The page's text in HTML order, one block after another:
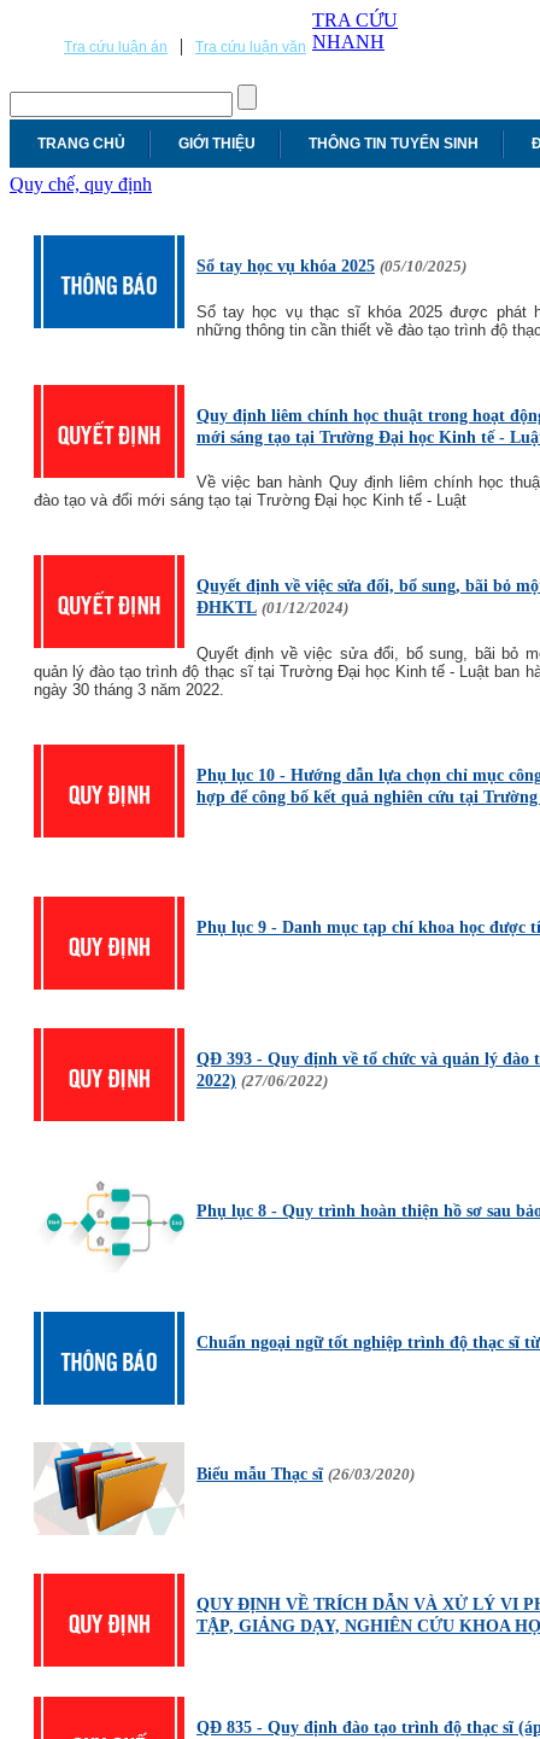
Tra cứu luận án | Tra cứu luận văn
TRA CỨU
NHANH
TRANG CHỦ GIỚI THIỆU THÔNG TIN TUYỂN SINH
Quy chế, quy định
Sổ tay học vụ khóa 2025 (05/10/2025)
Sổ tay học vụ thạc sĩ khóa 2025 được phát
những thông tin cần thiết về đào tạo trình độ
Quy định liêm chính học thuật trong hoạt
mới sáng tạo tại Trường Đại học Kinh tế -
Về việc ban hành Quy định liêm chính học
đào tạo và đổi mới sáng tạo tại Trường Đại học Kinh tế - Luật
Quyết định về việc sửa đổi, bổ sung, bãi bỏ
ĐHKTL (01/12/2024)
Quyết định về việc sửa đổi, bổ sung, bãi bỏ
quản lý đào tạo trình độ thạc sĩ tại Trường Đại học Kinh tế - Luật ban
ngày 30 tháng 3 năm 2022.
Phụ lục 10 - Hướng dẫn lựa chọn chỉ mục
hợp để công bố kết quả nghiên cứu tại
Phụ lục 9 - Danh mục tạp chí khoa học được
QĐ 393 - Quy định về tổ chức và quản lý
2022) (27/06/2022)
Phụ lục 8 - Quy trình hoàn thiện hồ sơ sau
Chuẩn ngoại ngữ tốt nghiệp trình độ thạc sĩ
Biểu mẫu Thạc sĩ (26/03/2020)
QUY ĐỊNH VỀ TRÍCH DẪN VÀ XỬ LÝ VI
TẬP, GIẢNG DẠY, NGHIÊN CỨU KHOA
QĐ 835 - Quy định đào tạo trình độ thạc sĩ